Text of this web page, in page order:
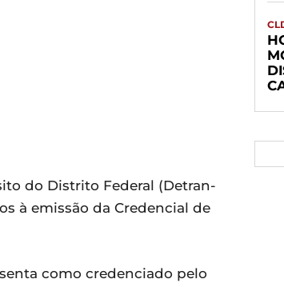
do Distrito Federal (Detran-
à emissão da Credencial de
como credenciado pelo